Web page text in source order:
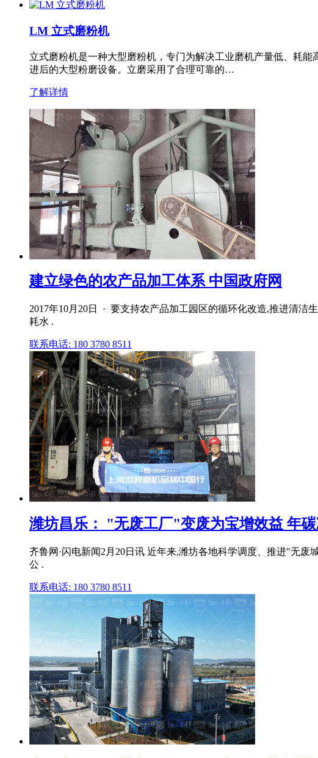
LM 立式磨粉机
立式磨粉机是一种大型磨粉机，专门为解决工业磨机产量低、耗
进后的大型粉磨设备。立磨采用了合理可靠的…
了解详情
建立绿色的农产品加工体系 中国政府网
2017年10月20日 · 要支持农产品加工园区的循环化改造,推进清
耗水 .
联系电话: 180 3780 8511
潍坊昌乐： "无废工厂"变废为宝增效益 年
齐鲁网·闪电新闻2月20日讯 近年来,潍坊各地科学调度、推进"无
公 .
联系电话: 180 3780 8511